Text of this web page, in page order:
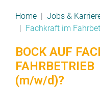
Home Jobs &
Fachkraft im
BOCK AUF
FAHRBETRIEB
(m/w/d)?